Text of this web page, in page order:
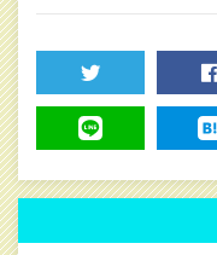
TWEET SHARE